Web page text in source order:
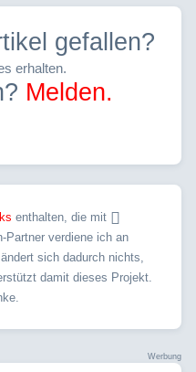
gefallen?
erhalten.
Melden.
enthalten, die mit
Partner verdiene ich an
sich dadurch nichts,
damit dieses Projekt.
Werbung